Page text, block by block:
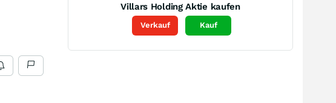
Villars Holding Aktie kaufen
Verkauf Kauf